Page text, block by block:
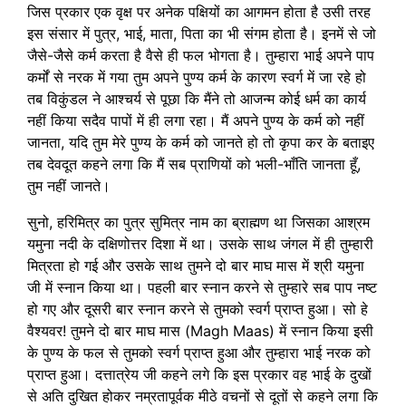
जिस प्रकार एक वृक्ष पर अनेक पक्षियों का आगमन होता है उसी तरह
इस संसार में पुत्र, भाई, माता, पिता का भी संगम होता है। इनमें से जो
जैसे-जैसे कर्म करता है वैसे ही फल भोगता है। तुम्हारा भाई अपने पाप
कर्मों से नरक में गया तुम अपने पुण्य कर्म के कारण स्वर्ग में जा रहे हो
तब विकुंडल ने आश्चर्य से पूछा कि मैंने तो आजन्म कोई धर्म का कार्य
नहीं किया सदैव पापों में ही लगा रहा। मैं अपने पुण्य के कर्म को नहीं
जानता, यदि तुम मेरे पुण्य के कर्म को जानते हो तो कृपा कर के बताइए
तब देवदूत कहने लगा कि मैं सब प्राणियों को भली-भाँति जानता हूँ,
तुम नहीं जानते।
सुनो, हरिमित्र का पुत्र सुमित्र नाम का ब्राह्मण था जिसका आश्रम
यमुना नदी के दक्षिणोत्तर दिशा में था। उसके साथ जंगल में ही तुम्हारी
मित्रता हो गई और उसके साथ तुमने दो बार माघ मास में श्री यमुना
जी में स्नान किया था। पहली बार स्नान करने से तुम्हारे सब पाप नष्ट
हो गए और दूसरी बार स्नान करने से तुमको स्वर्ग प्राप्त हुआ। सो हे
वैश्यवर! तुमने दो बार माघ मास (Magh Maas) में स्नान किया इसी
के पुण्य के फल से तुमको स्वर्ग प्राप्त हुआ और तुम्हारा भाई नरक को
प्राप्त हुआ। दत्तात्रेय जी कहने लगे कि इस प्रकार वह भाई के दुखों
से अति दुखित होकर नम्रतापूर्वक मीठे वचनों से दूतों से कहने लगा कि